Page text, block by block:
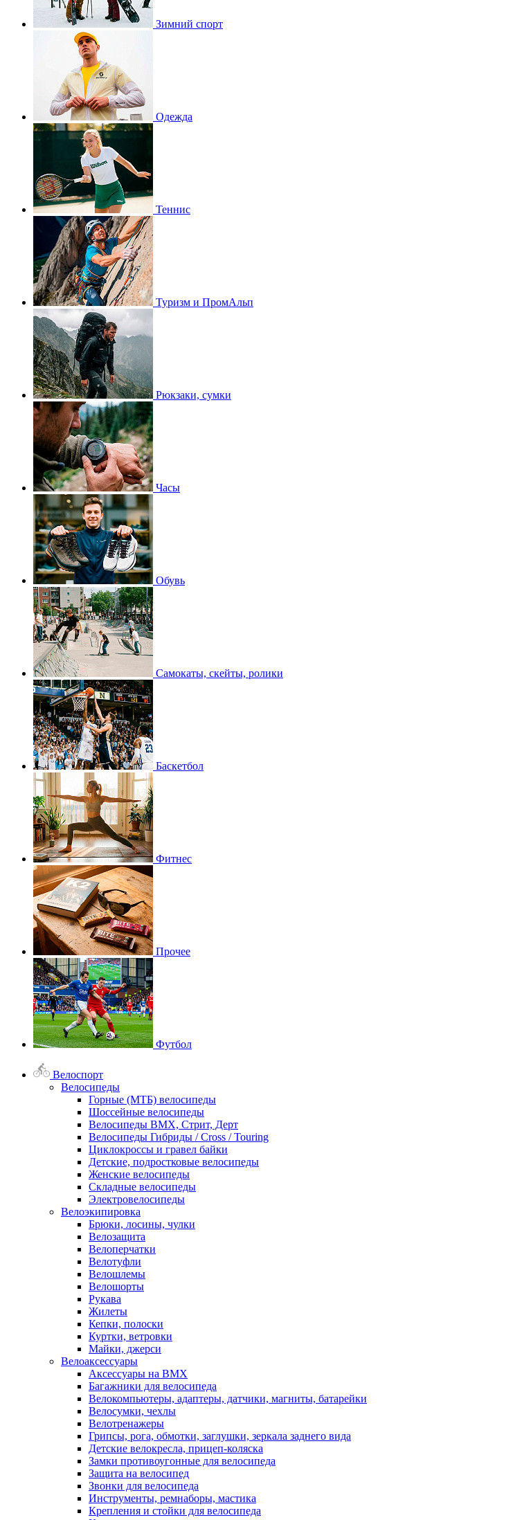
Зимний спорт
Одежда
Теннис
Туризм и ПромАльп
Рюкзаки, сумки
Часы
Обувь
Самокаты, скейты, ролики
Баскетбол
Фитнес
Прочее
Футбол
Велоспорт
Велосипеды
Горные (МТБ) велосипеды
Шоссейные велосипеды
Велосипеды BMX, Стрит, Дерт
Велосипеды Гибриды / Cross / Touring
Циклокроссы и гравел байки
Детские, подростковые велосипеды
Женские велосипеды
Складные велосипеды
Электровелосипеды
Велоэкипировка
Брюки, лосины, чулки
Велозащита
Велоперчатки
Велотуфли
Велошлемы
Велошорты
Рукава
Жилеты
Кепки, полоски
Куртки, ветровки
Майки, джерси
Велоаксессуары
Аксессуары на BMX
Багажники для велосипеда
Велокомпьютеры, адаптеры, датчики, магниты, батарейки
Велосумки, чехлы
Велотренажеры
Грипсы, рога, обмотки, заглушки, зеркала заднего вида
Детские велокресла, прицеп-коляска
Замки противоугонные для велосипеда
Защита на велосипед
Звонки для велосипеда
Инструменты, ремнаборы, мастика
Крепления и стойки для велосипеда